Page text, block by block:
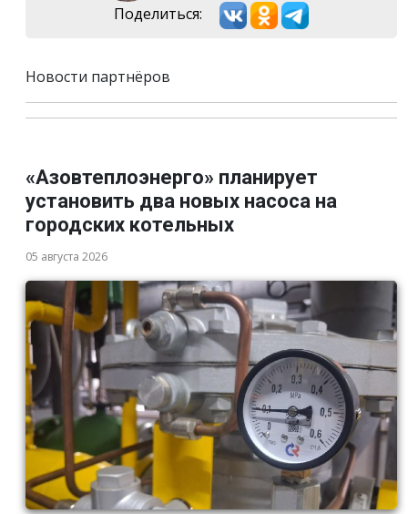
Поделиться:
Новости партнёров
«Азовтеплоэнерго» планирует
установить два новых насоса на
городских котельных
05 августа 2026